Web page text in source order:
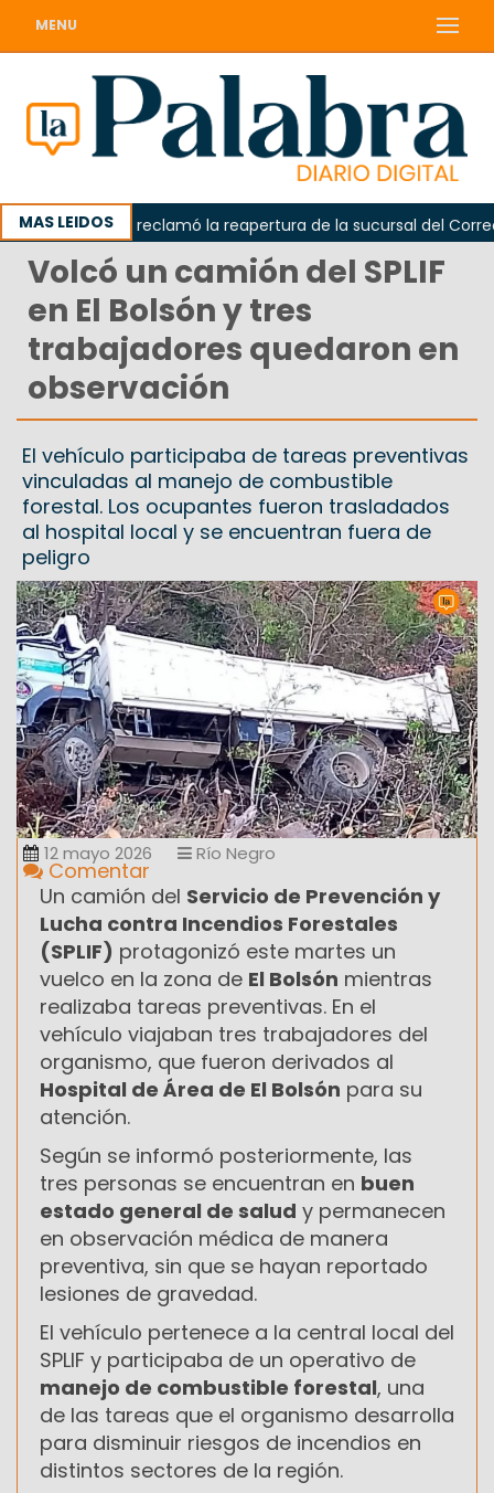
MENU
MAS LEIDOS
Odarda reclamó la reapertura de la sucursal del Correo
Volcó un camión del SPLIF
en El Bolsón y tres
trabajadores quedaron en
observación
El vehículo participaba de tareas preventivas
vinculadas al manejo de combustible
forestal. Los ocupantes fueron trasladados
al hospital local y se encuentran fuera de
peligro
12 mayo 2026 Río Negro
Comentar
Un camión del Servicio de Prevención y
Lucha contra Incendios Forestales
(SPLIF) protagonizó este martes un
vuelco en la zona de El Bolsón mientras
realizaba tareas preventivas. En el
vehículo viajaban tres trabajadores del
organismo, que fueron derivados al
Hospital de Área de El Bolsón para su
atención.
Según se informó posteriormente, las
tres personas se encuentran en buen
estado general de salud y permanecen
en observación médica de manera
preventiva, sin que se hayan reportado
lesiones de gravedad.
El vehículo pertenece a la central local del
SPLIF y participaba de un operativo de
manejo de combustible forestal, una
de las tareas que el organismo desarrolla
para disminuir riesgos de incendios en
distintos sectores de la región.